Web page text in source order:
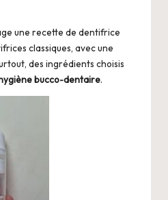
une recette de dentifrice
classiques, avec une
des ingrédients choisis
bucco-dentaire.